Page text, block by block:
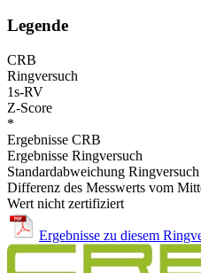
Legende
CRB
Ringversuch
1s-RV
Z-Score
*
Ergebnisse CRB
Ergebnisse Ringversuch
Standardabweichung Ringversuch
Differenz des Messwerts vom
Wert nicht zertifiziert
Ergebnisse zu diesem